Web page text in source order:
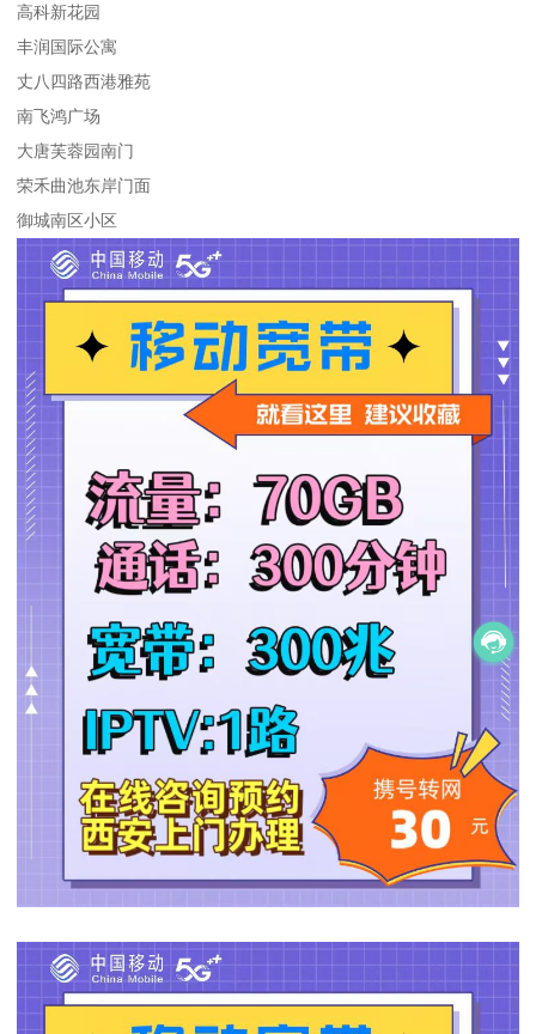
高科新花园
丰润国际公寓
丈八四路西港雅苑
南飞鸿广场
大唐芙蓉园南门
荣禾曲池东岸门面
御城南区小区